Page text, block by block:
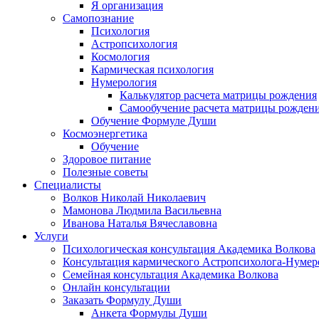
Я организация
Самопознание
Психология
Астропсихология
Космология
Кармическая психология
Нумерология
Калькулятор расчета матрицы рождения
Самообучение расчета матрицы
Обучение Формуле Души
Космоэнергетика
Обучение
Здоровое питание
Полезные советы
Специалисты
Волков Николай Николаевич
Мамонова Людмила Васильевна
Иванова Наталья Вячеславовна
Услуги
Психологическая консультация Академика Волкова
Консультация кармического Астропсихолога-
Семейная консультация Академика Волкова
Онлайн консультации
Заказать Формулу Души
Анкета Формулы Души